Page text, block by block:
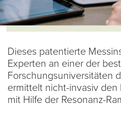
Dieses patentierte
Experten an einer der
Forschungsuniversitäten
ermittelt nicht-invasiv
mit Hilfe der Resonanz-